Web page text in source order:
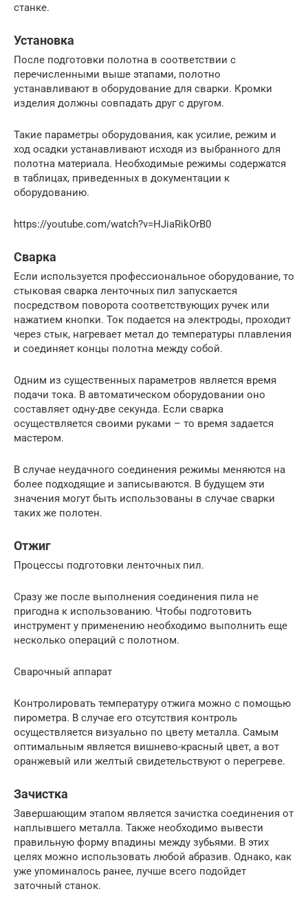
станке.
Установка
После подготовки полотна в соответствии с
перечисленными выше этапами, полотно
устанавливают в оборудование для сварки. Кромки
изделия должны совпадать друг с другом.
Такие параметры оборудования, как усилие, режим и
ход осадки устанавливают исходя из выбранного для
полотна материала. Необходимые режимы содержатся
в таблицах, приведенных в документации к
оборудованию.
https://youtube.com/watch?v=HJiaRikOrB0
Сварка
Если используется профессиональное оборудование, то
стыковая сварка ленточных пил запускается
посредством поворота соответствующих ручек или
нажатием кнопки. Ток подается на электроды, проходит
через стык, нагревает метал до температуры плавления
и соединяет концы полотна между собой.
Одним из существенных параметров является время
подачи тока. В автоматическом оборудовании оно
составляет одну-две секунда. Если сварка
осуществляется своими руками – то время задается
мастером.
В случае неудачного соединения режимы меняются на
более подходящие и записываются. В будущем эти
значения могут быть использованы в случае сварки
таких же полотен.
Отжиг
Процессы подготовки ленточных пил.
Сразу же после выполнения соединения пила не
пригодна к использованию. Чтобы подготовить
инструмент у применению необходимо выполнить еще
несколько операций с полотном.
Сварочный аппарат
Контролировать температуру отжига можно с помощью
пирометра. В случае его отсутствия контроль
осуществляется визуально по цвету металла. Самым
оптимальным является вишнево-красный цвет, а вот
оранжевый или желтый свидетельствуют о перегреве.
Зачистка
Завершающим этапом является зачистка соединения от
наплывшего металла. Также необходимо вывести
правильную форму впадины между зубьями. В этих
целях можно использовать любой абразив. Однако, как
уже упоминалось ранее, лучше всего подойдет
заточный станок.